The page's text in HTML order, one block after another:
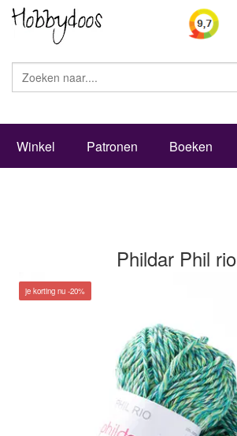
Winkel Patronen Boeken
Phildar Phil rio
je korting nu -20%